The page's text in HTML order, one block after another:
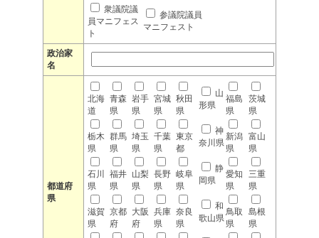
衆議院議
員マニフェス
ト
参議院議員
マニフェスト
政治家
名
都道府
県
北海
道
青森
県
岩手
県
宮城
県
秋田
県
山
形県
福島
県
茨城
県
栃木
県
群馬
県
埼玉
県
千葉
県
東京
都
神
奈川県
新潟
県
富山
県
石川
県
福井
県
山梨
県
長野
県
岐阜
県
静
岡県
愛知
県
三重
県
滋賀
県
京都
府
大阪
府
兵庫
県
奈良
県
和
歌山県
鳥取
県
島根
県